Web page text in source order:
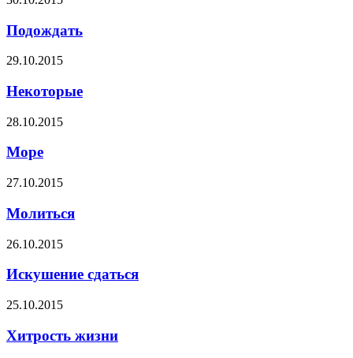
Подождать
29.10.2015
Некоторые
28.10.2015
Море
27.10.2015
Молиться
26.10.2015
Искушение сдаться
25.10.2015
Хитрость жизни